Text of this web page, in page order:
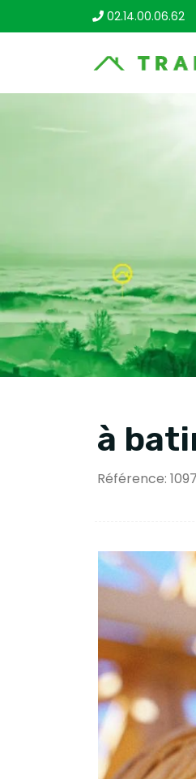
02.14.00.06.62
à
Référence: